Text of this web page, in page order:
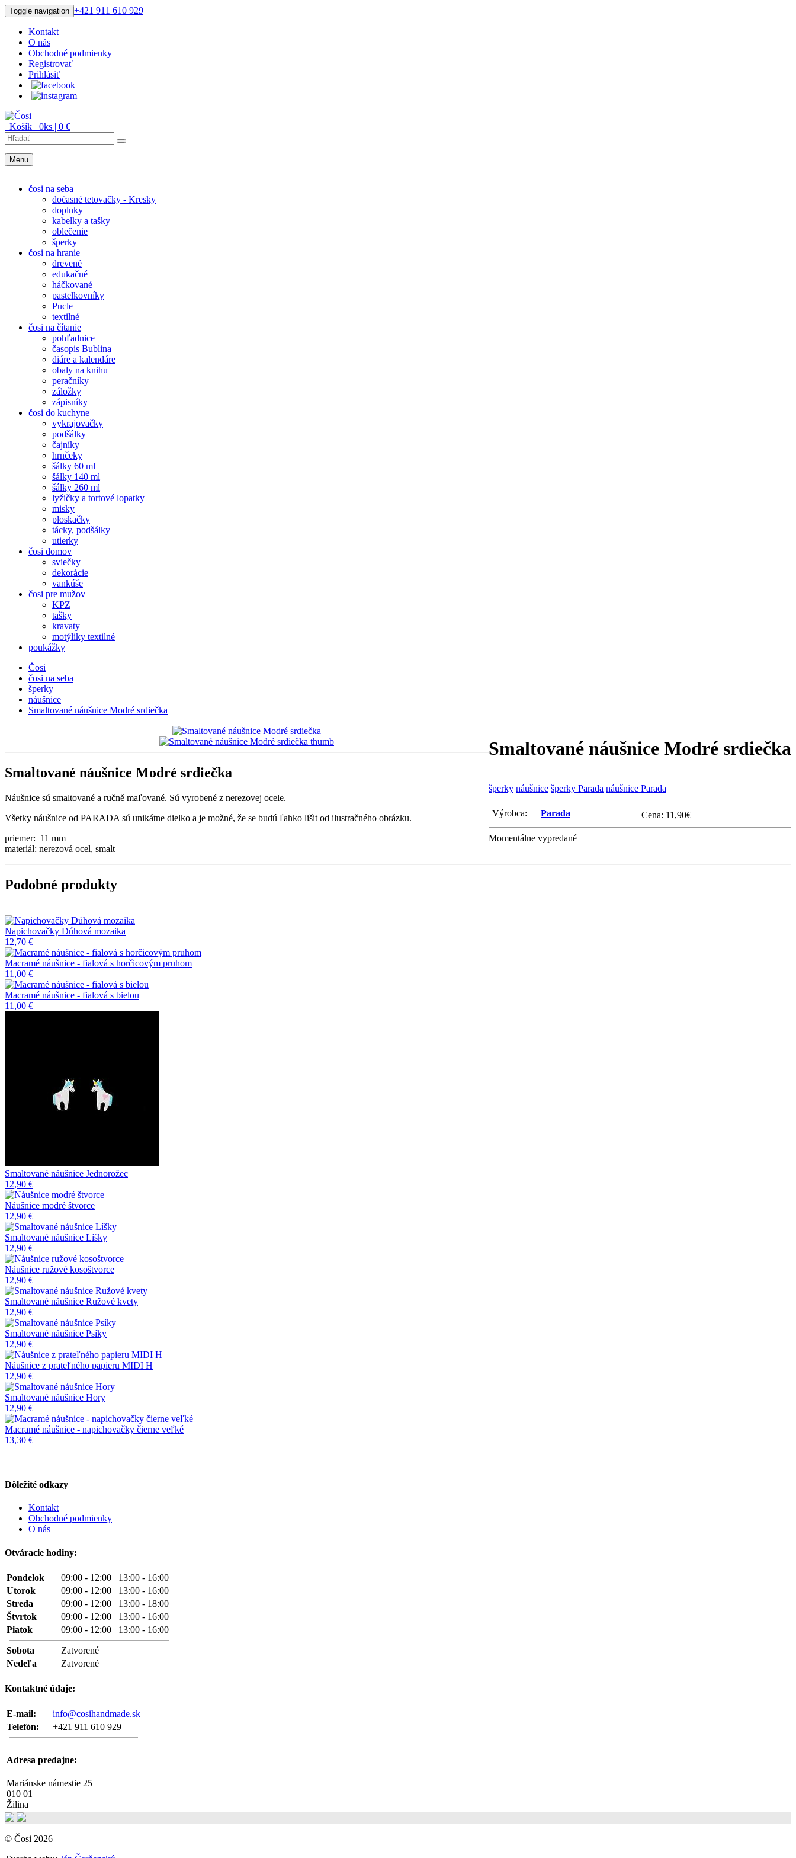
Toggle navigation +421 911 610 929
Kontakt
O nás
Obchodné podmienky
Registrovať
Prihlásiť
Košík 0ks | 0 €
Menu
čosi na seba
dočasné tetovačky - Kresky
doplnky
kabelky a tašky
oblečenie
šperky
čosi na hranie
drevené
edukačné
háčkované
pastelkovníky
Pucle
textilné
čosi na čítanie
pohľadnice
časopis Bublina
diáre a kalendáre
obaly na knihu
peračníky
záložky
zápisníky
čosi do kuchyne
vykrajovačky
podšálky
čajníky
hrnčeky
šálky 60 ml
šálky 140 ml
šálky 260 ml
lyžičky a tortové lopatky
misky
ploskačky
tácky, podšálky
utierky
čosi domov
sviečky
dekorácie
vankúše
čosi pre mužov
KPZ
tašky
kravaty
motýliky textilné
poukážky
Čosi
čosi na seba
šperky
náušnice
Smaltované náušnice Modré srdiečka
Smaltované náušnice Modré srdiečka
šperky náušnice šperky Parada náušnice Parada
Výrobca: Parada Cena: 11,90€
Momentálne vypredané
Smaltované náušnice Modré srdiečka
Náušnice sú smaltované a ručně maľované. Sú vyrobené z nerezovej ocele.
Všetky náušnice od PARADA sú unikátne dielko a je možné, že se budú ľahko lišit od ilustračného obrázku.
priemer: 11 mm
materiál: nerezová ocel, smalt
Podobné produkty
Napichovačky Dúhová mozaika
12,70 €
Macramé náušnice - fialová s horčicovým pruhom
11,00 €
Macramé náušnice - fialová s bielou
11,00 €
Smaltované náušnice Jednorožec
12,90 €
Náušnice modré štvorce
12,90 €
Smaltované náušnice Líšky
12,90 €
Náušnice ružové kosoštvorce
12,90 €
Smaltované náušnice Ružové kvety
12,90 €
Smaltované náušnice Psíky
12,90 €
Náušnice z prateľného papieru MIDI H
12,90 €
Smaltované náušnice Hory
12,90 €
Macramé náušnice - napichovačky čierne veľké
13,30 €
Dôležité odkazy
Kontakt
Obchodné podmienky
O nás
Otváracie hodiny:
Pondelok
09:00 - 12:00 13:00 - 16:00
Utorok
09:00 - 12:00 13:00 - 16:00
Streda
09:00 - 12:00 13:00 - 18:00
Štvrtok
09:00 - 12:00 13:00 - 16:00
Piatok
09:00 - 12:00 13:00 - 16:00
Sobota
Zatvorené
Nedeľa
Zatvorené
Kontaktné údaje:
E-mail:
info@cosihandmade.sk
Telefón:
+421 911 610 929
Adresa predajne:
Mariánske námestie 25
010 01
Žilina
© Čosi 2026